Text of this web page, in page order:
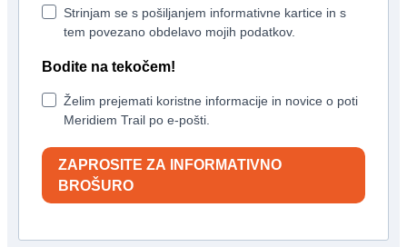
Strinjam se s pošiljanjem informativne kartice in s
tem povezano obdelavo mojih podatkov.
Bodite na tekočem!
Želim prejemati koristne informacije in novice o poti
Meridiem Trail po e-pošti.
ZAPROSITE ZA INFORMATIVNO
BROŠURO